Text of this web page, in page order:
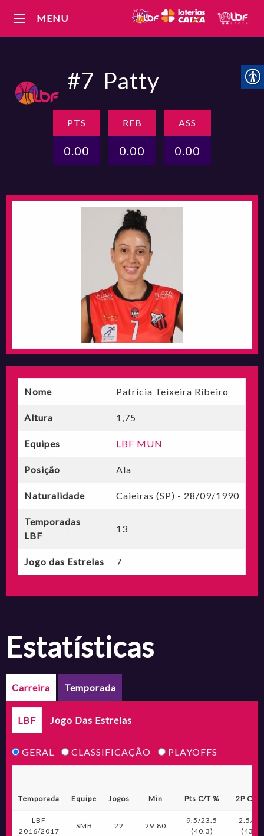
MENU
#7 Patty
PTS
0.00
REB
0.00
ASS
0.00
Nome Patrícia Teixeira Ribeiro
Altura 1,75
Equipes LBF MUN
Posição Ala
Naturalidade Caieiras (SP) - 28/09/1990
Temporadas
LBF
13
Jogo das Estrelas 7
estatísticas
Carreira Temporada
LBF Jogo Das Estrelas
GERAL CLASSIFICAÇÃO PLAYOFFS
Temporada Equipe Jogos Min Pts C/T % 2P C/T
LBF
2016/2017
SMB 22 29.80
9.5/23.5
(40.3)
2.5/
(43.4)